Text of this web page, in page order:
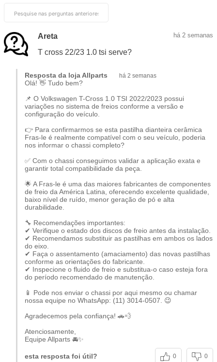
2Q0698151G, 2Q0698151C
Código EAN/GTIN:
Conteúdo da Embalagem:
Pastilha de Freio Cerâmica Fras-le
Ceramaxx
pastilha de freio cerâmica Fras-le Ceramaxxé um
produto da linha premium da Fras-le
veículos que exigemalto desempenho de frenagem,
conforto acústicoemenor geração de resíduosnas
composto cerâmicoutilizado na linha
proporcionaresposta de frenagem progressiva e
eficiente, além de contribuir para ocontrole de ruídose
redução significativa de fuligem
, características
valorizadas tanto no uso urbano quanto em rodovias.
Principais Características da Pastilha
de Freio Cerâmica
estável em diferentes condições de uso.
pastilhas de compostos convencionais.
Baixa geração de pó
rodas limpas por mais tempo.
Baixo nível de ruído
, proporcionando maior
Areta há 2 semanas
T cross 22/23 1.0 tsi serve?
Resposta da loja Allparts há 2 semanas
Olá! 👋 Tudo bem?
📌 O Volkswagen T-Cross 1.0 TSI 2022/2023 possui
variações no sistema de freios conforme a versão e
configuração do veículo.
👉 Para confirmarmos se esta pastilha dianteira cerâmica
Fras-le é realmente compatível com o seu veículo, poderia
nos informar o chassi completo?
✅ Com o chassi conseguimos validar a aplicação exata e
garantir total compatibilidade da peça.
🌟 A Fras-le é uma das maiores fabricantes de componentes
de freio da América Latina, oferecendo excelente qualidade,
baixo nível de ruído, menor geração de pó e alta
durabilidade.
🔧 Recomendações importantes:
✔ Verifique o estado dos discos de freio antes da instalação.
✔ Recomendamos substituir as pastilhas em ambos os lados
do eixo.
✔ Faça o assentamento (amaciamento) das novas pastilhas
conforme as orientações do fabricante.
✔ Inspecione o fluido de freio e substitua-o caso esteja fora
do período recomendado de manutenção.
📱 Pode nos enviar o chassi por aqui mesmo ou chamar
nossa equipe no WhatsApp: (11) 3014-0507. 😉
Agradecemos pela confiança! 🚗💨
Atenciosamente,
Equipe Allparts 🚘✨
esta resposta foi útil? 0 0